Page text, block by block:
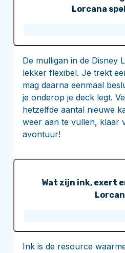
Lorcana
De mulligan in de Disney
lekker flexibel. Je trekt
mag daarna eenmaal
je onderop je deck legt.
hetzelfde aantal nieuwe
weer aan te vullen, klaar
avontuur!
Wat zijn ink, exert
Ink is de resource